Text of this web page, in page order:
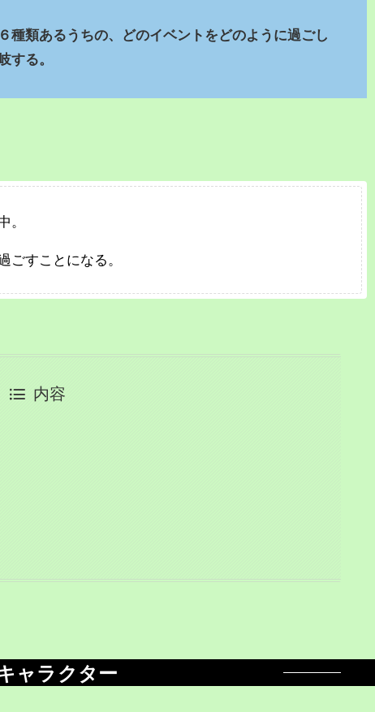
種類あるうちの、どのイベントをどのように過ごし
る。
すことになる。
内容
ャラクター